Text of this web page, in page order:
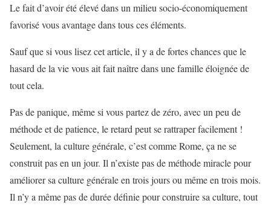
Le fait d’avoir été élevé dans un milieu socio-économiquement
favorisé vous avantage dans tous ces éléments.
Sauf que si vous lisez cet article, il y a de fortes chances que le
hasard de la vie vous ait fait naître dans une famille éloignée de
tout cela.
Pas de panique, même si vous partez de zéro, avec un peu de
méthode et de patience, le retard peut se rattraper facilement !
Seulement, la culture générale, c’est comme Rome, ça ne se
construit pas en un jour. Il n’existe pas de méthode miracle pour
améliorer sa culture générale en trois jours ou même en trois mois.
Il n’y a même pas de durée définie pour construire sa culture, tout